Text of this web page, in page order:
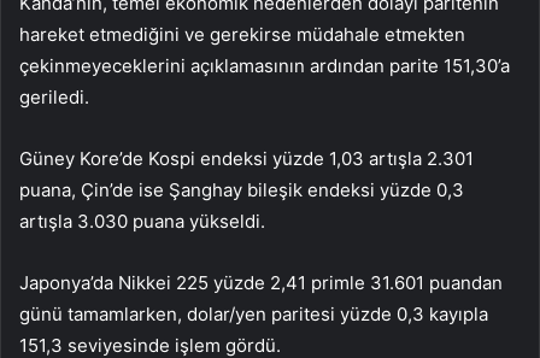
hareket etmediğini ve gerekirse müdahale etmekten
çekinmeyeceklerini açıklamasının ardından parite 151,30’a
geriledi.
Güney Kore’de Kospi endeksi yüzde 1,03 artışla 2.301
puana, Çin’de ise Şanghay bileşik endeksi yüzde 0,3
artışla 3.030 puana yükseldi.
Japonya’da Nikkei 225 yüzde 2,41 primle 31.601 puandan
günü tamamlarken, dolar/yen paritesi yüzde 0,3 kayıpla
151,3 seviyesinde işlem gördü.